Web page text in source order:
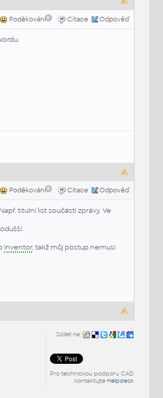
Poděkování 0 Citace Odpověď
Poděkování 0 Citace Odpověď
titulní list součástí zprávy. Ve
Inventor, takž můj postup nemusí
Sdílet na:
Pro technickou podporu CAD
kontaktujte Helpdesk